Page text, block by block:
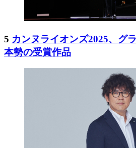
5 カンヌライオンズ2025、グ
本勢の受賞作品